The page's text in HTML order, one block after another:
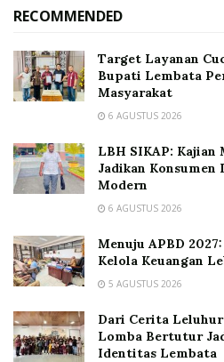
RECOMMENDED
Target Layanan
Bupati Lembata
Masyarakat
6 AGUSTUS 2026
LBH SIKAP: Kajian
Jadikan
Modern
6 AGUSTUS 2026
Menuju APBD
Kelola Keuangan
5 AGUSTUS 2026
Dari Cerita Leluhur
Lomba Bertutur
Identitas Lembata